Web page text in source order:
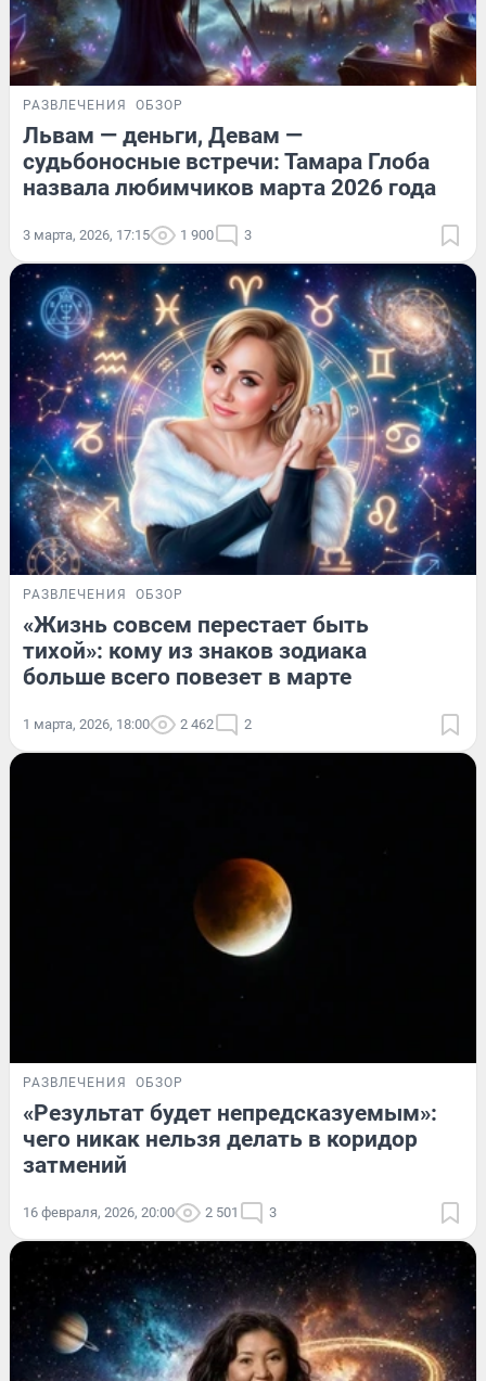
РАЗВЛЕЧЕНИЯ ОБЗОР
Львам — деньги, Девам —
судьбоносные встречи: Тамара Глоба
назвала любимчиков марта 2026 года
3 марта, 2026, 17:15 1 900 3
РАЗВЛЕЧЕНИЯ ОБЗОР
«Жизнь совсем перестает быть
тихой»: кому из знаков зодиака
больше всего повезет в марте
1 марта, 2026, 18:00 2 462 2
РАЗВЛЕЧЕНИЯ ОБЗОР
«Результат будет непредсказуемым»:
чего никак нельзя делать в коридор
затмений
16 февраля, 2026, 20:00 2 501 3